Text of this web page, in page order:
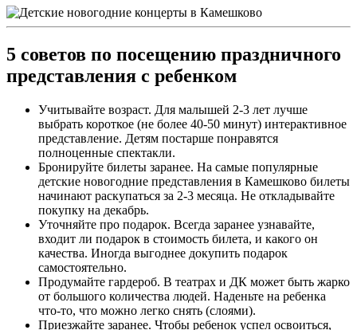
5 советов по посещению праздничного
представления с ребенком
Учитывайте возраст. Для малышей 2-3 лет лучше
выбрать короткое (не более 40-50 минут) интерактивное
представление. Детям постарше понравятся
полноценные спектакли.
Бронируйте билеты заранее. На самые популярные
детские новогодние представления в Камешково билеты
начинают раскупаться за 2-3 месяца. Не откладывайте
покупку на декабрь.
Уточняйте про подарок. Всегда заранее узнавайте,
входит ли подарок в стоимость билета, и какого он
качества. Иногда выгоднее докупить подарок
самостоятельно.
Продумайте гардероб. В театрах и ДК может быть жарко
от большого количества людей. Наденьте на ребенка
что-то, что можно легко снять (слоями).
Приезжайте заранее. Чтобы ребенок успел освоиться,